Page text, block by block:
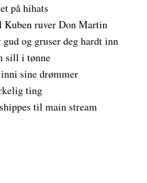
på hihats
Kuben ruver Don Martin
og gruser deg hardt inn
sill i tønne
sine drømmer
ting
til main stream